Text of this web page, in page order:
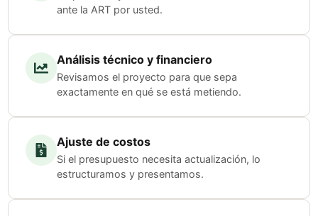
ante la ART por usted.
Análisis técnico y financiero
Revisamos el proyecto para que sepa
exactamente en qué se está metiendo.
Ajuste de costos
Si el presupuesto necesita actualización, lo
estructuramos y presentamos.